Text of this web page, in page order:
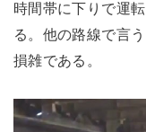
時間帯に下りで運
る。他の路線で言
損雑である。